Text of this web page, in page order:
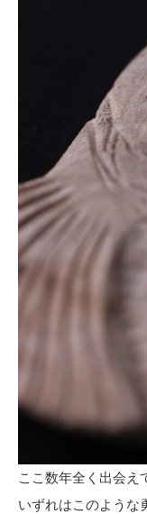
ここ数年全く出会
いずれはこのような